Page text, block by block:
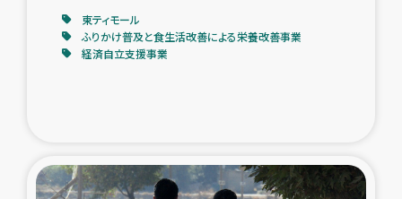
居場所づくり
ガザ地区での公園の緑化を通じた支援事業
東ティモール
ふりかけ普及と食生活改善による栄養改善事業
経済自立支援事業